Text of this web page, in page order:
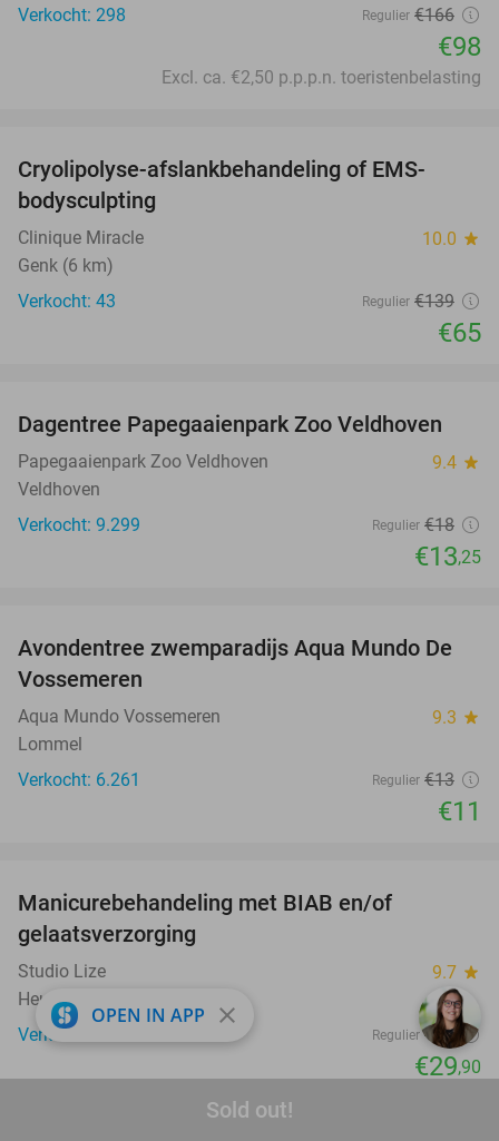
Sold out!
Verkocht: 298
Regulier €166
€98
Excl. ca. €2,50 p.p.p.n. toeristenbelasting
Cryolipolyse-afslankbehandeling of EMS-
bodysculpting
Clinique Miracle 10.0 star
Genk (6 km)
Verkocht: 43
Regulier €139
€65
26%
Dagentree Papegaaienpark Zoo Veldhoven
Papegaaienpark Zoo Veldhoven 9.4 star
Veldhoven
Verkocht: 9.299
Regulier €18
€13,25
15%
Avondentree zwemparadijs Aqua Mundo De
Vossemeren
Aqua Mundo Vossemeren 9.3 star
Lommel
Verkocht: 6.261
Regulier €13
€11
Manicurebehandeling met BIAB en/of
gelaatsverzorging
Studio Lize 9.7 star
Heusden-Zolder (9 km)
Verkocht: 79
Regulier €50
€29,90
OPEN IN APP close